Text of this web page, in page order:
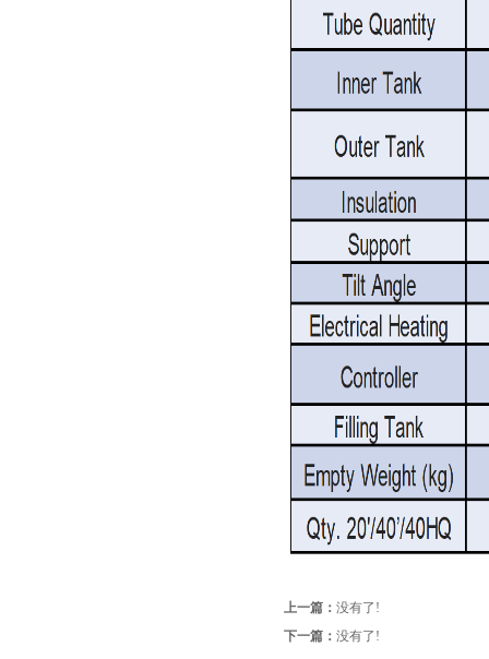
上一篇： 没有了!
下一篇： 没有了!